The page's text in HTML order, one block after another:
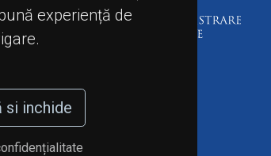
experiență de
si inchide